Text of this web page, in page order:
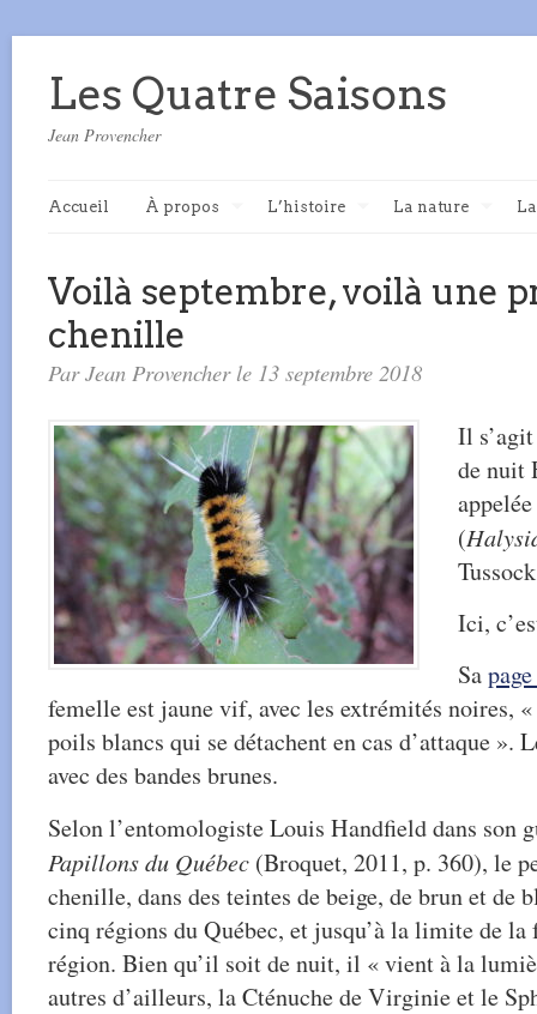
Les Quatre Saisons
Jean Provencher
Accueil À propos L’histoire La nature
Voilà septembre, voilà une
chenille
Par Jean Provencher le 13 septembre 2018
Il
de nuit
(
Ici,
Sa
femelle est jaune vif, avec les extrémités noires, «
poils blancs qui se détachent en cas d’attaque ».
avec des bandes brunes.
Selon l’entomologiste Louis Handfield dans son
Papillons du Québec (Broquet, 2011, p. 360), le
chenille, dans des teintes de beige, de brun et de
cinq régions du Québec, et jusqu’à la limite de
région. Bien qu’il soit de nuit, il « vient à la
autres d’ailleurs, la Cténuche de Virginie et le